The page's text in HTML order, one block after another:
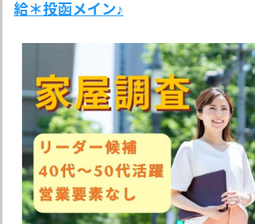
給＊投函メイン♪